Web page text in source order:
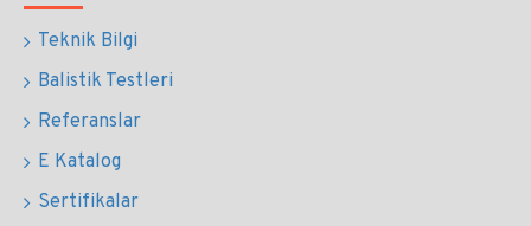
Teknik Bilgi
Balistik Testleri
Referanslar
E Katalog
Sertifikalar